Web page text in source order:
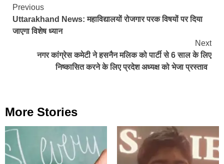
Continue
Reading
Previous
Uttarakhand News: महाविद्यालयों रोजगार परक विषयों पर दिया
जाएगा विशेष ध्यान
Next
नगर कांग्रेस कमेटी ने हसनैन मलिक को पार्टी से 6 साल के लिए
निष्कासित करने के लिए प्रदेश अध्यक्ष को भेजा प्रस्ताव
More Stories